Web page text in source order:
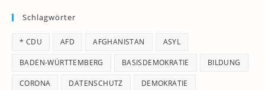
Schlagwörter
* CDU AFD AFGHANISTAN ASYL
BADEN-WÜRTTEMBERG BASISDEMOKRATIE BILDUNG
CORONA DATENSCHUTZ DEMOKRATIE